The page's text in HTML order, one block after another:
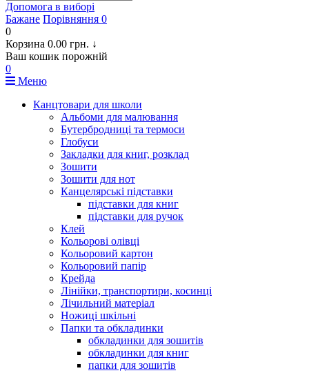
Допомога в виборi
Бажане Порівняння 0
0
Корзина 0.00 грн. ↓
Ваш кошик порожній
0
Меню
Канцтовари для школи
Альбоми для малювання
Бутербродниці та термоси
Глобуси
Закладки для книг, розклад
Зошити
Зошити для нот
Канцелярські підставки
підставки для книг
підставки для ручок
Клей
Кольорові олівці
Кольоровий картон
Кольоровий папір
Крейда
Лінійки, транспортири, косинці
Лічильний матеріал
Ножиці шкільні
Папки та обкладинки
обкладинки для зошитів
обкладинки для книг
папки для зошитів